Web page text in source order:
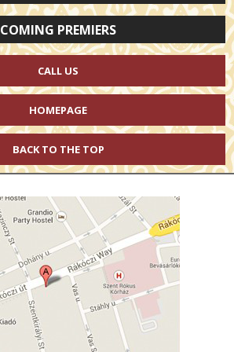
COMING PREMIERS
CALL US
HOMEPAGE
BACK TO THE TOP